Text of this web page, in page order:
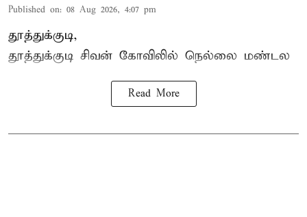
Published on: 08 Aug 2026, 4:07 pm
தூத்துக்குடி,
தூத்துக்குடி சிவன் கோவிலில் நெல்லை மண்டல
Read More